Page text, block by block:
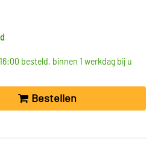
besteld, binnen 1 werkdag bij u
Bestellen